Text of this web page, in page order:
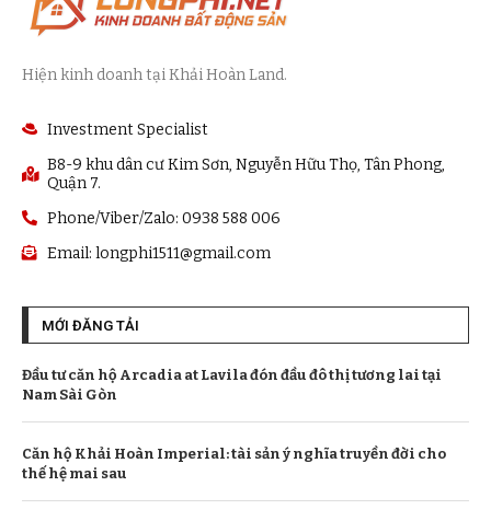
Hiện kinh doanh tại Khải Hoàn Land.
Investment Specialist
B8-9 khu dân cư Kim Sơn, Nguyễn Hữu Thọ, Tân Phong,
Quận 7.
Phone/Viber/Zalo: 0938 588 006
Email: longphi1511@gmail.com
MỚI ĐĂNG TẢI
Đầu tư căn hộ Arcadia at Lavila đón đầu đô thị tương lai tại
Nam Sài Gòn
Căn hộ Khải Hoàn Imperial: tài sản ý nghĩa truyền đời cho
thế hệ mai sau